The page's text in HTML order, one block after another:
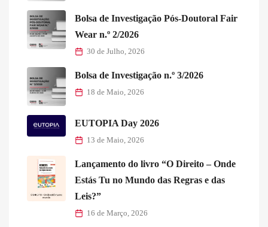
Bolsa de Investigação Pós-Doutoral Fair
Wear n.º 2/2026
30 de Julho, 2026
Bolsa de Investigação n.º 3/2026
18 de Maio, 2026
EUTOPIA Day 2026
13 de Maio, 2026
Lançamento do livro “O Direito – Onde
Estás Tu no Mundo das Regras e das
Leis?”
16 de Março, 2026